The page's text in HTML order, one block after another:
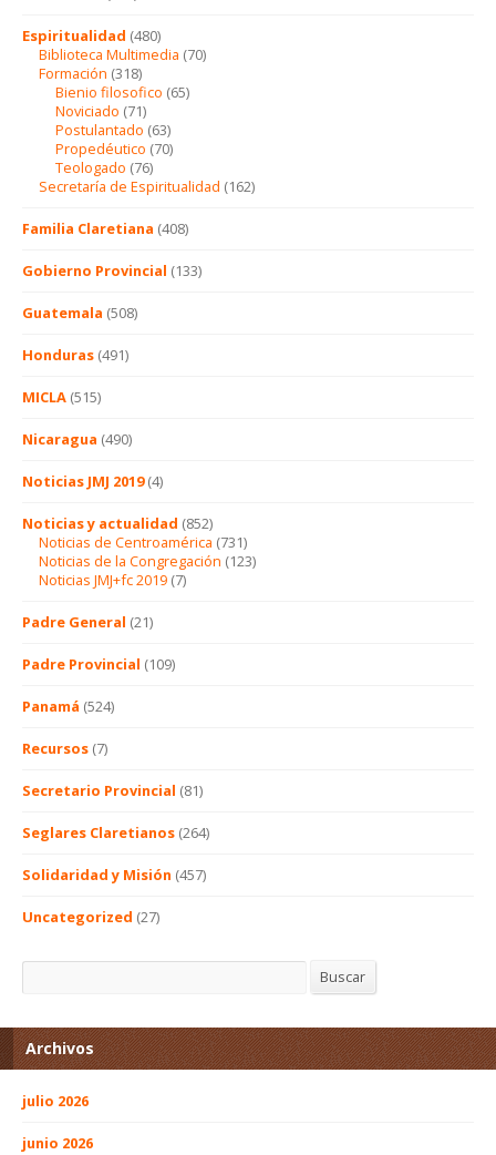
Espiritualidad (480)
Biblioteca Multimedia (70)
Formación (318)
Bienio filosofico (65)
Noviciado (71)
Postulantado (63)
Propedéutico (70)
Teologado (76)
Secretaría de Espiritualidad (162)
Familia Claretiana (408)
Gobierno Provincial (133)
Guatemala (508)
Honduras (491)
MICLA (515)
Nicaragua (490)
Noticias JMJ 2019(4)
Noticias y actualidad (852)
Noticias de Centroamérica (731)
Noticias de la Congregación (123)
Noticias JMJ+fc 2019 (7)
Padre General (21)
Padre Provincial (109)
Panamá (524)
Recursos (7)
Secretario Provincial (81)
Seglares Claretianos (264)
Solidaridad y Misión (457)
Uncategorized (27)
Buscar
Archivos
julio 2026
junio 2026